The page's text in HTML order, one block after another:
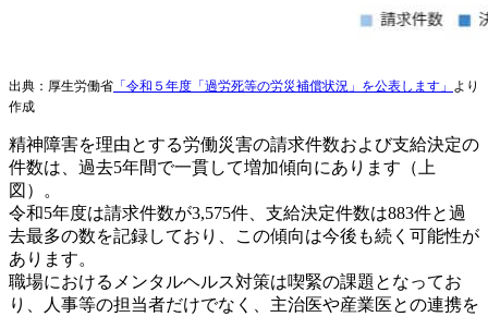
出典：厚生労働省 「令和５年度「過労死等の労災補償状況」を公表します」 より
作成
精神障害を理由とする労働災害の請求件数および支給決定の
件数は、過去5年間で一貫して増加傾向にあります（上
図）。
令和5年度は請求件数が3,575件、支給決定件数は883件と過
去最多の数を記録しており、この傾向は今後も続く可能性が
あります。
職場におけるメンタルヘルス対策は喫緊の課題となってお
り、人事等の担当者だけでなく、主治医や産業医との連携を